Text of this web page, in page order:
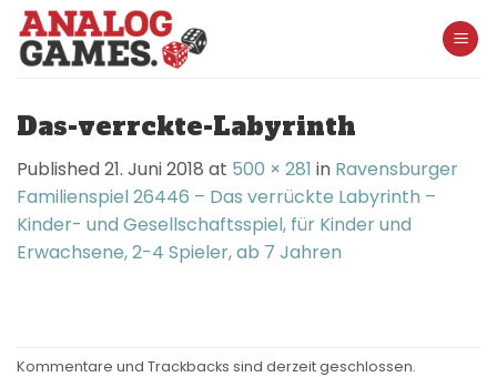
Skip
content
Das-verrckte-Labyrinth
Published21. Juni 2018 at 500 × 281 in Ravensburger
Familienspiel 26446 – Das verrückte Labyrinth –
Kinder- und Gesellschaftsspiel, für Kinder und
Erwachsene, 2-4 Spieler, ab 7 Jahren
Kommentare und Trackbacks sind derzeit geschlossen.